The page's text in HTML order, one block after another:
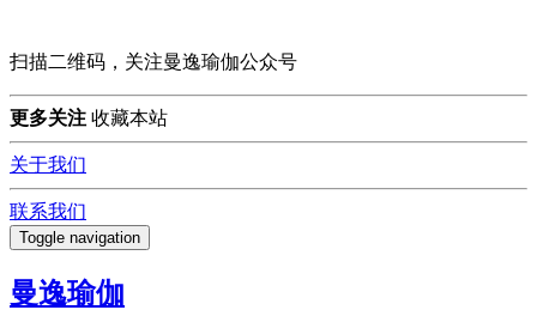
扫描二维码，关注曼逸瑜伽公众号
更多关注 收藏本站
关于我们
联系我们
Toggle navigation
曼逸瑜伽